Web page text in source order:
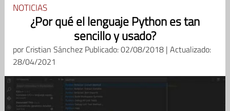
NOTICIAS
¿Por qué el lenguaje Python es tan
sencillo y usado?
porCristian Sánchez Publicado: 02/08/2018 | Actualizado:
28/04/2021